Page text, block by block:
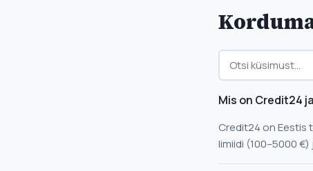
Mis on Credit24
Credit24 on Eestis
limiidi (100–5000